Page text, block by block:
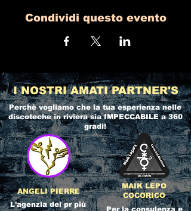
Condividi questo evento
I NOSTRI AMATI PARTNER'S
Perchè vogliamo che la tua esperienza nelle
discoteche in rivierasia IMPECCABILE a 360
gradi!
ANGELI PIERRE
L'agenzia dei pr più
MAIK LEPO
COCORICO